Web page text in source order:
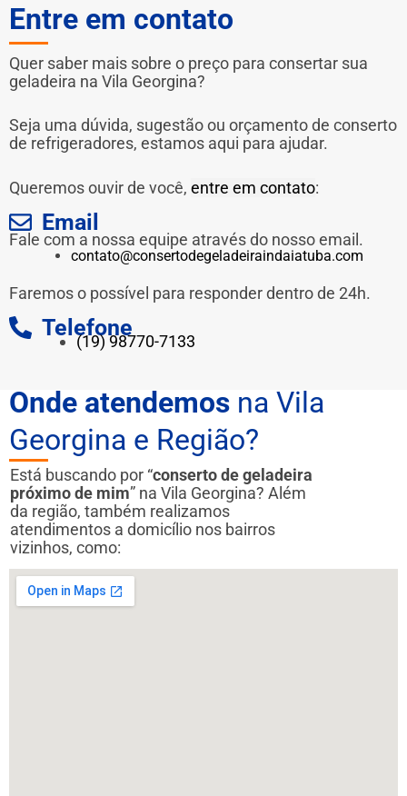
Entre em contato
Quer saber mais sobre o preço para consertar sua
geladeira na Vila Georgina?
Seja uma dúvida, sugestão ou orçamento de conserto
de refrigeradores, estamos aqui para ajudar.
Queremos ouvir de você, entre em contato:
Email
Fale com a nossa equipe através do nosso email.
contato@consertodegeladeiraindaiatuba.com
Faremos o possível para responder dentro de 24h.
Telefone
(19) 98770-7133
Onde atendemos na Vila
Georgina e Região?
Está buscando por “conserto de geladeira
próximo de mim” na Vila Georgina? Além
da região, também realizamos
atendimentos a domicílio nos bairros
vizinhos, como: